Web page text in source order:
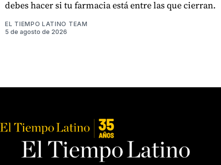
debes hacer si tu farmacia está entre las que cierran.
EL TIEMPO LATINO TEAM
5 de agosto de 2026